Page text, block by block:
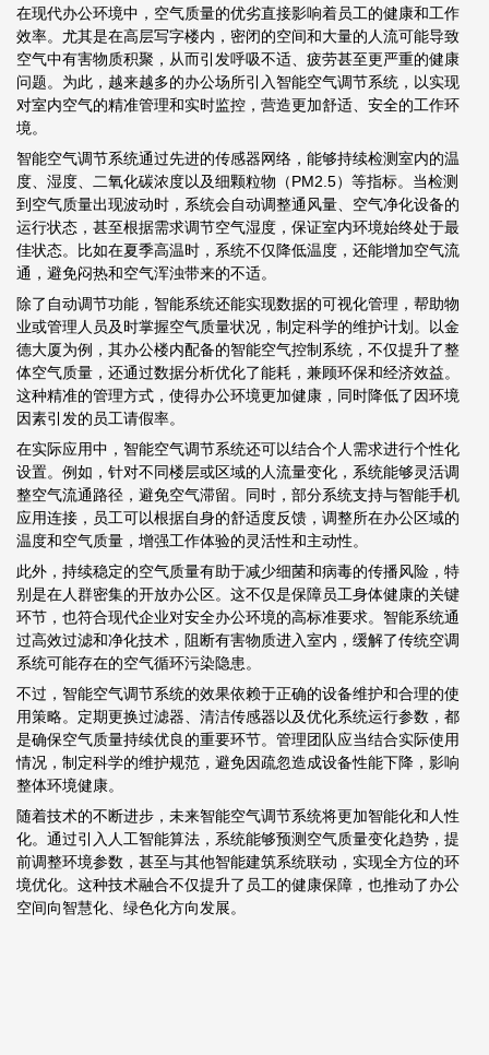
在现代办公环境中，空气质量的优劣直接影响着员工的健康和工作
效率。尤其是在高层写字楼内，密闭的空间和大量的人流可能导致
空气中有害物质积聚，从而引发呼吸不适、疲劳甚至更严重的健康
问题。为此，越来越多的办公场所引入智能空气调节系统，以实现
对室内空气的精准管理和实时监控，营造更加舒适、安全的工作环
境。
智能空气调节系统通过先进的传感器网络，能够持续检测室内的温
度、湿度、二氧化碳浓度以及细颗粒物（PM2.5）等指标。当检测
到空气质量出现波动时，系统会自动调整通风量、空气净化设备的
运行状态，甚至根据需求调节空气湿度，保证室内环境始终处于最
佳状态。比如在夏季高温时，系统不仅降低温度，还能增加空气流
通，避免闷热和空气浑浊带来的不适。
除了自动调节功能，智能系统还能实现数据的可视化管理，帮助物
业或管理人员及时掌握空气质量状况，制定科学的维护计划。以金
德大厦为例，其办公楼内配备的智能空气控制系统，不仅提升了整
体空气质量，还通过数据分析优化了能耗，兼顾环保和经济效益。
这种精准的管理方式，使得办公环境更加健康，同时降低了因环境
因素引发的员工请假率。
在实际应用中，智能空气调节系统还可以结合个人需求进行个性化
设置。例如，针对不同楼层或区域的人流量变化，系统能够灵活调
整空气流通路径，避免空气滞留。同时，部分系统支持与智能手机
应用连接，员工可以根据自身的舒适度反馈，调整所在办公区域的
温度和空气质量，增强工作体验的灵活性和主动性。
此外，持续稳定的空气质量有助于减少细菌和病毒的传播风险，特
别是在人群密集的开放办公区。这不仅是保障员工身体健康的关键
环节，也符合现代企业对安全办公环境的高标准要求。智能系统通
过高效过滤和净化技术，阻断有害物质进入室内，缓解了传统空调
系统可能存在的空气循环污染隐患。
不过，智能空气调节系统的效果依赖于正确的设备维护和合理的使
用策略。定期更换过滤器、清洁传感器以及优化系统运行参数，都
是确保空气质量持续优良的重要环节。管理团队应当结合实际使用
情况，制定科学的维护规范，避免因疏忽造成设备性能下降，影响
整体环境健康。
随着技术的不断进步，未来智能空气调节系统将更加智能化和人性
化。通过引入人工智能算法，系统能够预测空气质量变化趋势，提
前调整环境参数，甚至与其他智能建筑系统联动，实现全方位的环
境优化。这种技术融合不仅提升了员工的健康保障，也推动了办公
空间向智慧化、绿色化方向发展。